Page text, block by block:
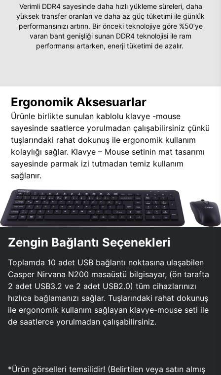
Verimli DDR4 sayesinde daha hızlı yükleme süreleri, daha
yüksek transfer oranları ve daha az güç tüketimi ile günlük
performansınızı artırın. Bir önceki teknolojiye göre %50’ye
varan bant genişliği sunan DDR4 teknolojisi ile ram
performansı artarken, enerji tüketimi de azalır.
Ergonomik Aksesuarlar
Ürünle birlikte sunulan kablolu klavye -mouse
sayesinde saatlerce yorulmadan çalışabilirsiniz çünkü
tuşlarındaki rahat dokunuş ile ergonomik kullanım
kolaylığı sağlar. Klavye – Mouse setinin mat tasarımı
sayesinde parmak izi tutmadan temiz kullanım
sağlanır.
Zengin Bağlantı Seçenekleri
Toplamda 10 adet USB bağlantı noktasına ulaşabilen
Casper Nirvana N200 masaüstü bilgisayar, (ön tarafta
2 adet USB3.2 ve 2 adet USB2.0) tüm cihazlarınızı
hızlıca bağlamanızı sağlar. Tuşlarındaki rahat dokunuş
ile ergonomik kullanım sağlayan klavye-mouse seti ile
de saatlerce yorulmadan çalışabilirsiniz.
*Ürün görselleri temsilidir! (Belirtilen veya satın almış